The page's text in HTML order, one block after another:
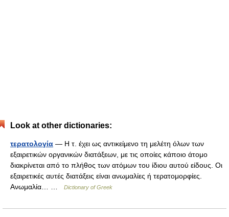
Look at other dictionaries:
τερατολογία — Η τ. έχει ως αντικείμενο τη μελέτη όλων των
εξαιρετικών οργανικών διατάξεων, με τις οποίες κάποιο άτομο
διακρίνεται από το πλήθος των ατόμων του ίδιου αυτού είδους. Οι
εξαιρετικές αυτές διατάξεις είναι ανωμαλίες ή τερατομορφίες.
Ανωμαλία… …
Dictionary of Greek